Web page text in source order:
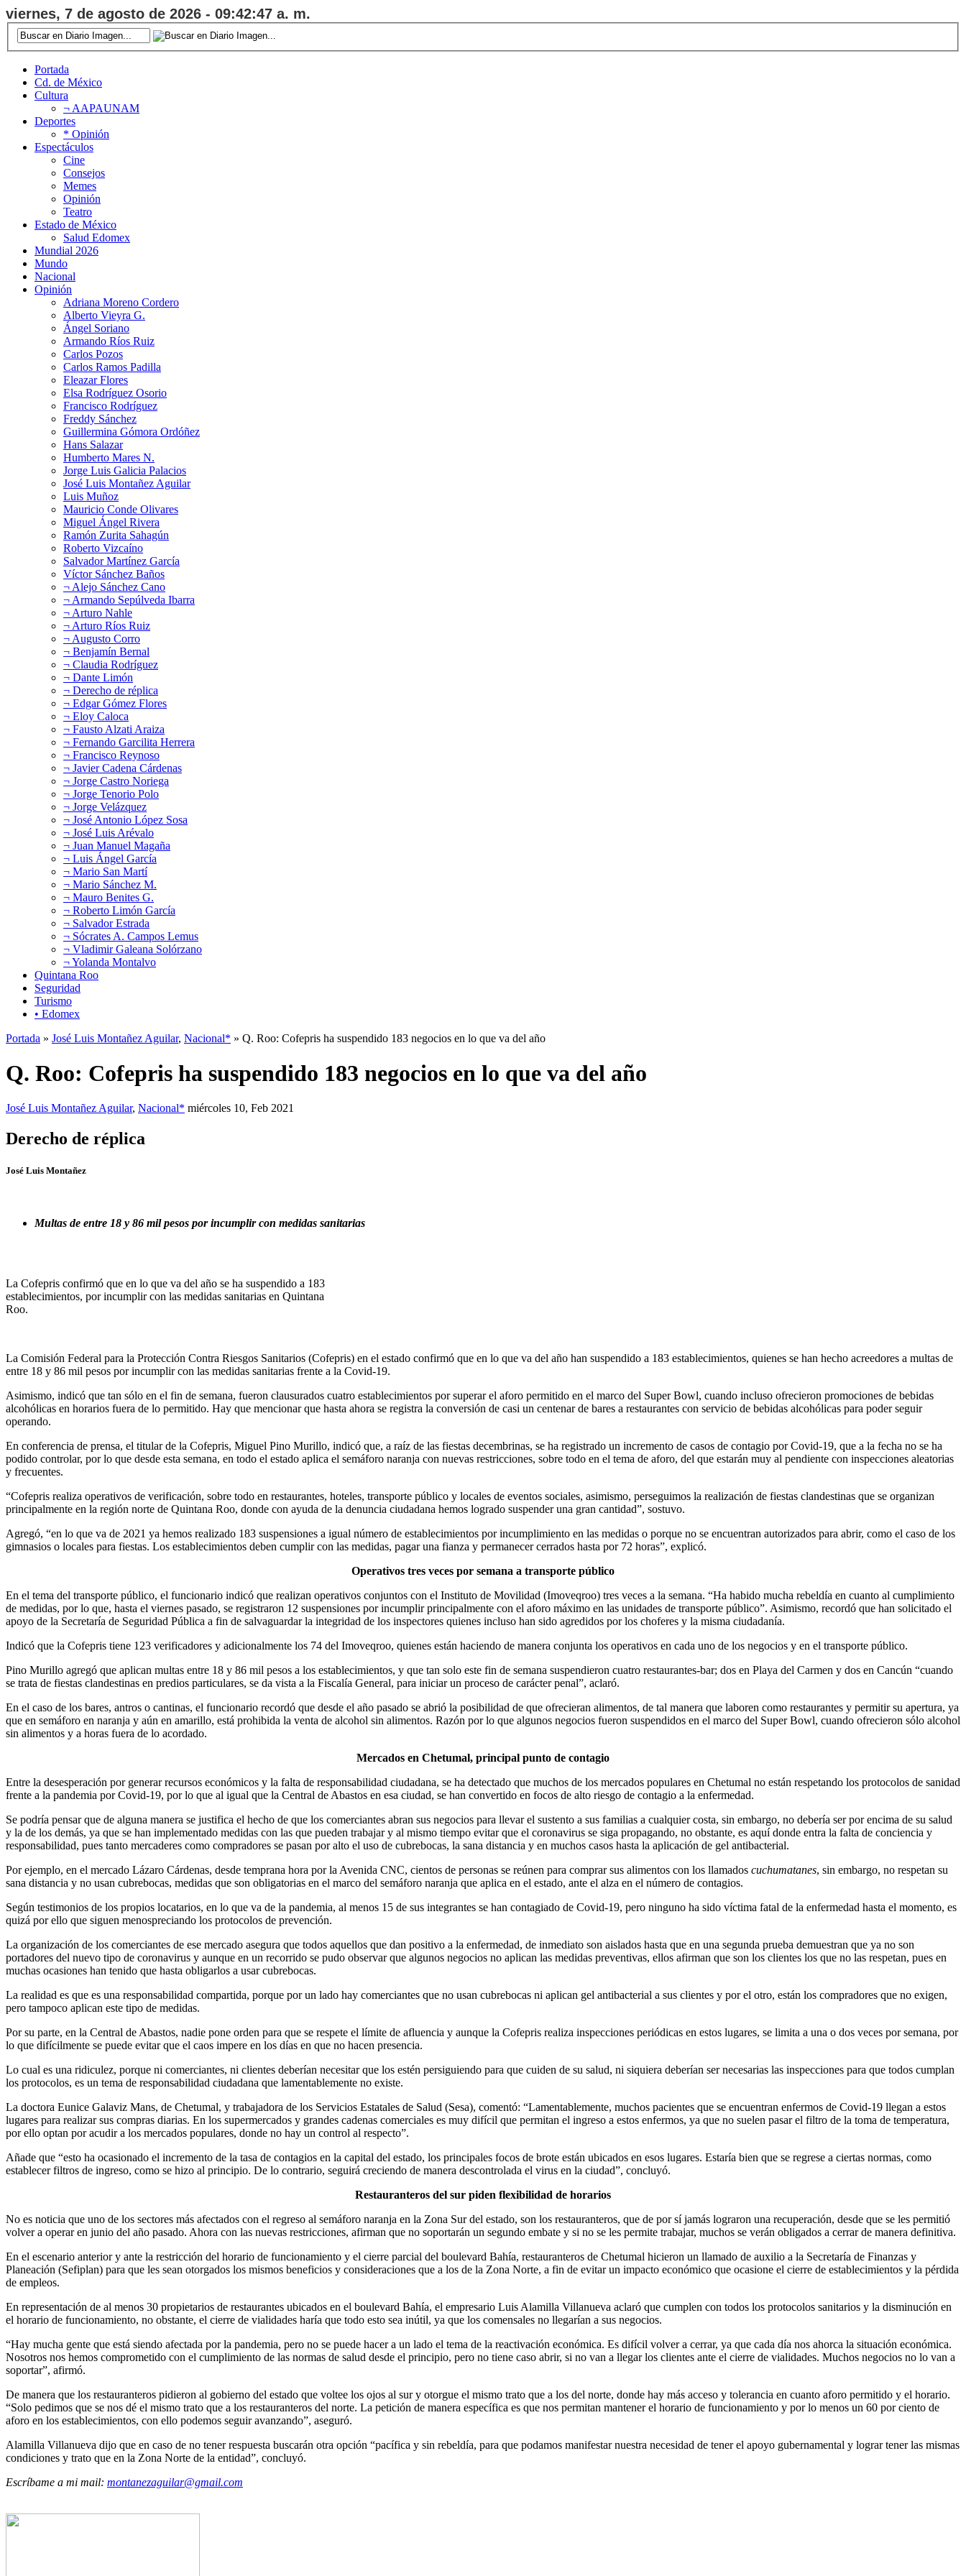
viernes, 7 de agosto de 2026 - 09:42:48 a. m.
Portada
Cd. de México
Cultura
¬ AAPAUNAM
Deportes
* Opinión
Espectáculos
Cine
Consejos
Memes
Opinión
Teatro
Estado de México
Salud Edomex
Mundial 2026
Mundo
Nacional
Opinión
Adriana Moreno Cordero
Alberto Vieyra G.
Ángel Soriano
Armando Ríos Ruiz
Carlos Pozos
Carlos Ramos Padilla
Eleazar Flores
Elsa Rodríguez Osorio
Francisco Rodríguez
Freddy Sánchez
Guillermina Gómora Ordóñez
Hans Salazar
Humberto Mares N.
Jorge Luis Galicia Palacios
José Luis Montañez Aguilar
Luis Muñoz
Mauricio Conde Olivares
Miguel Ángel Rivera
Ramón Zurita Sahagún
Roberto Vizcaíno
Salvador Martínez García
Víctor Sánchez Baños
¬ Alejo Sánchez Cano
¬ Armando Sepúlveda Ibarra
¬ Arturo Nahle
¬ Arturo Ríos Ruiz
¬ Augusto Corro
¬ Benjamín Bernal
¬ Claudia Rodríguez
¬ Dante Limón
¬ Derecho de réplica
¬ Edgar Gómez Flores
¬ Eloy Caloca
¬ Fausto Alzati Araiza
¬ Fernando Garcilita Herrera
¬ Francisco Reynoso
¬ Javier Cadena Cárdenas
¬ Jorge Castro Noriega
¬ Jorge Tenorio Polo
¬ Jorge Velázquez
¬ José Antonio López Sosa
¬ José Luis Arévalo
¬ Juan Manuel Magaña
¬ Luis Ángel García
¬ Mario San Martí
¬ Mario Sánchez M.
¬ Mauro Benites G.
¬ Roberto Limón García
¬ Salvador Estrada
¬ Sócrates A. Campos Lemus
¬ Vladimir Galeana Solórzano
¬ Yolanda Montalvo
Quintana Roo
Seguridad
Turismo
• Edomex
Portada » José Luis Montañez Aguilar, Nacional* » Q. Roo: Cofepris ha suspendido 183 negocios en lo que va del año
Q. Roo: Cofepris ha suspendido 183 negocios en lo que va del año
José Luis Montañez Aguilar, Nacional* miércoles 10, Feb 2021
Derecho de réplica
José Luis Montañez
Multas de entre 18 y 86 mil pesos por incumplir con medidas sanitarias
La Cofepris confirmó que en lo que va del año se ha suspendido a 183
establecimientos, por incumplir con las medidas sanitarias en Quintana
Roo.
La Comisión Federal para la Protección Contra Riesgos Sanitarios (Cofepris) en el estado confirmó que en lo que va del año han suspendido a 183 establecimientos, quienes se han hecho acreedores a multas de
entre 18 y 86 mil pesos por incumplir con las medidas sanitarias frente a la Covid-19.
Asimismo, indicó que tan sólo en el fin de semana, fueron clausurados cuatro establecimientos por superar el aforo permitido en el marco del Super Bowl, cuando incluso ofrecieron promociones de bebidas
alcohólicas en horarios fuera de lo permitido. Hay que mencionar que hasta ahora se registra la conversión de casi un centenar de bares a restaurantes con servicio de bebidas alcohólicas para poder seguir
operando.
En conferencia de prensa, el titular de la Cofepris, Miguel Pino Murillo, indicó que, a raíz de las fiestas decembrinas, se ha registrado un incremento de casos de contagio por Covid-19, que a la fecha no se ha
podido controlar, por lo que desde esta semana, en todo el estado aplica el semáforo naranja con nuevas restricciones, sobre todo en el tema de aforo, del que estarán muy al pendiente con inspecciones aleatorias
y frecuentes.
“Cofepris realiza operativos de verificación, sobre todo en restaurantes, hoteles, transporte público y locales de eventos sociales, asimismo, perseguimos la realización de fiestas clandestinas que se organizan
principalmente en la región norte de Quintana Roo, donde con ayuda de la denuncia ciudadana hemos logrado suspender una gran cantidad”, sostuvo.
Agregó, “en lo que va de 2021 ya hemos realizado 183 suspensiones a igual número de establecimientos por incumplimiento en las medidas o porque no se encuentran autorizados para abrir, como el caso de los
gimnasios o locales para fiestas. Los establecimientos deben cumplir con las medidas, pagar una fianza y permanecer cerrados hasta por 72 horas”, explicó.
Operativos tres veces por semana a transporte público
En el tema del transporte público, el funcionario indicó que realizan operativos conjuntos con el Instituto de Movilidad (Imoveqroo) tres veces a la semana. “Ha habido mucha rebeldía en cuanto al cumplimiento
de medidas, por lo que, hasta el viernes pasado, se registraron 12 suspensiones por incumplir principalmente con el aforo máximo en las unidades de transporte público”. Asimismo, recordó que han solicitado el
apoyo de la Secretaría de Seguridad Pública a fin de salvaguardar la integridad de los inspectores quienes incluso han sido agredidos por los choferes y la misma ciudadanía.
Indicó que la Cofepris tiene 123 verificadores y adicionalmente los 74 del Imoveqroo, quienes están haciendo de manera conjunta los operativos en cada uno de los negocios y en el transporte público.
Pino Murillo agregó que aplican multas entre 18 y 86 mil pesos a los establecimientos, y que tan solo este fin de semana suspendieron cuatro restaurantes-bar; dos en Playa del Carmen y dos en Cancún “cuando
se trata de fiestas clandestinas en predios particulares, se da vista a la Fiscalía General, para iniciar un proceso de carácter penal”, aclaró.
En el caso de los bares, antros o cantinas, el funcionario recordó que desde el año pasado se abrió la posibilidad de que ofrecieran alimentos, de tal manera que laboren como restaurantes y permitir su apertura, ya
que en semáforo en naranja y aún en amarillo, está prohibida la venta de alcohol sin alimentos. Razón por lo que algunos negocios fueron suspendidos en el marco del Super Bowl, cuando ofrecieron sólo alcohol
sin alimentos y a horas fuera de lo acordado.
Mercados en Chetumal, principal punto de contagio
Entre la desesperación por generar recursos económicos y la falta de responsabilidad ciudadana, se ha detectado que muchos de los mercados populares en Chetumal no están respetando los protocolos de sanidad
frente a la pandemia por Covid-19, por lo que al igual que la Central de Abastos en esa ciudad, se han convertido en focos de alto riesgo de contagio a la enfermedad.
Se podría pensar que de alguna manera se justifica el hecho de que los comerciantes abran sus negocios para llevar el sustento a sus familias a cualquier costa, sin embargo, no debería ser por encima de su salud
y la de los demás, ya que se han implementado medidas con las que pueden trabajar y al mismo tiempo evitar que el coronavirus se siga propagando, no obstante, es aquí donde entra la falta de conciencia y
responsabilidad, pues tanto mercaderes como compradores se pasan por alto el uso de cubrebocas, la sana distancia y en muchos casos hasta la aplicación de gel antibacterial.
Por ejemplo, en el mercado Lázaro Cárdenas, desde temprana hora por la Avenida CNC, cientos de personas se reúnen para comprar sus alimentos con los llamados cuchumatanes, sin embargo, no respetan su
sana distancia y no usan cubrebocas, medidas que son obligatorias en el marco del semáforo naranja que aplica en el estado, ante el alza en el número de contagios.
Según testimonios de los propios locatarios, en lo que va de la pandemia, al menos 15 de sus integrantes se han contagiado de Covid-19, pero ninguno ha sido víctima fatal de la enfermedad hasta el momento, es
quizá por ello que siguen menospreciando los protocolos de prevención.
La organización de los comerciantes de ese mercado asegura que todos aquellos que dan positivo a la enfermedad, de inmediato son aislados hasta que en una segunda prueba demuestran que ya no son
portadores del nuevo tipo de coronavirus y aunque en un recorrido se pudo observar que algunos negocios no aplican las medidas preventivas, ellos afirman que son los clientes los que no las respetan, pues en
muchas ocasiones han tenido que hasta obligarlos a usar cubrebocas.
La realidad es que es una responsabilidad compartida, porque por un lado hay comerciantes que no usan cubrebocas ni aplican gel antibacterial a sus clientes y por el otro, están los compradores que no exigen,
pero tampoco aplican este tipo de medidas.
Por su parte, en la Central de Abastos, nadie pone orden para que se respete el límite de afluencia y aunque la Cofepris realiza inspecciones periódicas en estos lugares, se limita a una o dos veces por semana, por
lo que difícilmente se puede evitar que el caos impere en los días en que no hacen presencia.
Lo cual es una ridiculez, porque ni comerciantes, ni clientes deberían necesitar que los estén persiguiendo para que cuiden de su salud, ni siquiera deberían ser necesarias las inspecciones para que todos cumplan
los protocolos, es un tema de responsabilidad ciudadana que lamentablemente no existe.
La doctora Eunice Galaviz Mans, de Chetumal, y trabajadora de los Servicios Estatales de Salud (Sesa), comentó: “Lamentablemente, muchos pacientes que se encuentran enfermos de Covid-19 llegan a estos
lugares para realizar sus compras diarias. En los supermercados y grandes cadenas comerciales es muy difícil que permitan el ingreso a estos enfermos, ya que no suelen pasar el filtro de la toma de temperatura,
por ello optan por acudir a los mercados populares, donde no hay un control al respecto”.
Añade que “esto ha ocasionado el incremento de la tasa de contagios en la capital del estado, los principales focos de brote están ubicados en esos lugares. Estaría bien que se regrese a ciertas normas, como
establecer filtros de ingreso, como se hizo al principio. De lo contrario, seguirá creciendo de manera descontrolada el virus en la ciudad”, concluyó.
Restauranteros del sur piden flexibilidad de horarios
No es noticia que uno de los sectores más afectados con el regreso al semáforo naranja en la Zona Sur del estado, son los restauranteros, que de por sí jamás lograron una recuperación, desde que se les permitió
volver a operar en junio del año pasado. Ahora con las nuevas restricciones, afirman que no soportarán un segundo embate y si no se les permite trabajar, muchos se verán obligados a cerrar de manera definitiva.
En el escenario anterior y ante la restricción del horario de funcionamiento y el cierre parcial del boulevard Bahía, restauranteros de Chetumal hicieron un llamado de auxilio a la Secretaría de Finanzas y
Planeación (Sefiplan) para que les sean otorgados los mismos beneficios y consideraciones que a los de la Zona Norte, a fin de evitar un impacto económico que ocasione el cierre de establecimientos y la pérdida
de empleos.
En representación de al menos 30 propietarios de restaurantes ubicados en el boulevard Bahía, el empresario Luis Alamilla Villanueva aclaró que cumplen con todos los protocolos sanitarios y la disminución en
el horario de funcionamiento, no obstante, el cierre de vialidades haría que todo esto sea inútil, ya que los comensales no llegarían a sus negocios.
“Hay mucha gente que está siendo afectada por la pandemia, pero no se puede hacer a un lado el tema de la reactivación económica. Es difícil volver a cerrar, ya que cada día nos ahorca la situación económica.
Nosotros nos hemos comprometido con el cumplimiento de las normas de salud desde el principio, pero no tiene caso abrir, si no van a llegar los clientes ante el cierre de vialidades. Muchos negocios no lo van a
soportar”, afirmó.
De manera que los restauranteros pidieron al gobierno del estado que voltee los ojos al sur y otorgue el mismo trato que a los del norte, donde hay más acceso y tolerancia en cuanto aforo permitido y el horario.
“Solo pedimos que se nos dé el mismo trato que a los restauranteros del norte. La petición de manera específica es que nos permitan mantener el horario de funcionamiento y por lo menos un 60 por ciento de
aforo en los establecimientos, con ello podemos seguir avanzando”, aseguró.
Alamilla Villanueva dijo que en caso de no tener respuesta buscarán otra opción “pacífica y sin rebeldía, para que podamos manifestar nuestra necesidad de tener el apoyo gubernamental y lograr tener las mismas
condiciones y trato que en la Zona Norte de la entidad”, concluyó.
Escríbame a mi mail: montanezaguilar@gmail.com